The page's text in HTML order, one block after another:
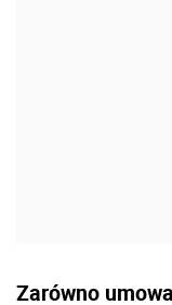
Zarówno